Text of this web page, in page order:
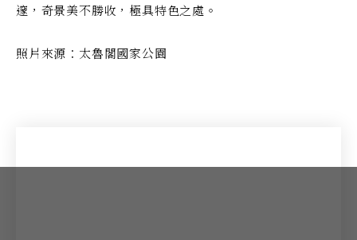
邃，奇景美不勝收，極具特色之處。
照片來源：太魯閣國家公園